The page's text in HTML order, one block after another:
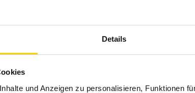
Details
und Anzeigen zu personalisieren, Funktionen